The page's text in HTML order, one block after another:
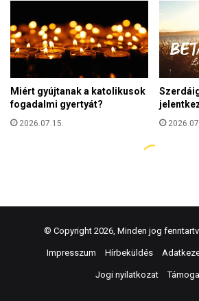
© Copyright 2026, Minden jog
Impresszum Hírbeküldés
Jogi nyilatkozat